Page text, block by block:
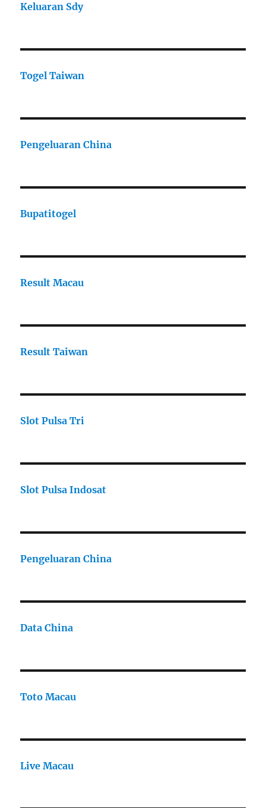
Keluaran Sdy
Togel Taiwan
Pengeluaran China
Bupatitogel
Result Macau
Result Taiwan
Slot Pulsa Tri
Slot Pulsa Indosat
Pengeluaran China
Data China
Toto Macau
Live Macau